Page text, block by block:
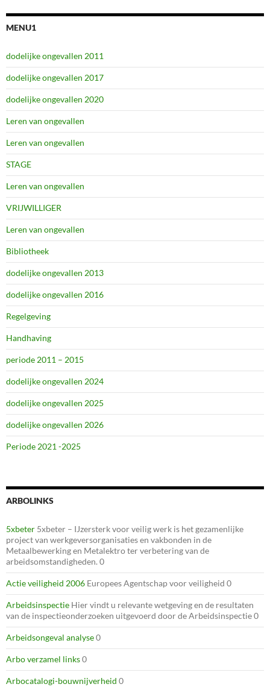
MENU1
dodelijke ongevallen 2011
dodelijke ongevallen 2017
dodelijke ongevallen 2020
Leren van ongevallen
Leren van ongevallen
STAGE
Leren van ongevallen
VRIJWILLIGER
Leren van ongevallen
Bibliotheek
dodelijke ongevallen 2013
dodelijke ongevallen 2016
Regelgeving
Handhaving
periode 2011 – 2015
dodelijke ongevallen 2024
dodelijke ongevallen 2025
dodelijke ongevallen 2026
Periode 2021 -2025
ARBOLINKS
5xbeter 5xbeter – IJzersterk voor veilig werk is het gezamenlijke
project van werkgeversorganisaties en vakbonden in de
Metaalbewerking en Metalektro ter verbetering van de
arbeidsomstandigheden. 0
Actie veiligheid 2006 Europees Agentschap voor veiligheid 0
Arbeidsinspectie Hier vindt u relevante wetgeving en de resultaten
van de inspectieonderzoeken uitgevoerd door de Arbeidsinspectie 0
Arbeidsongeval analyse0
Arbo verzamel links0
Arbocatalogi-bouwnijverheid 0